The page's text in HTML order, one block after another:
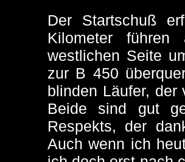
Der Startschuß
Kilometer
westlichen Seite
zur B 450
blinden Läufer, der
Beide sind gut
Respekts, der
Auch wenn ich